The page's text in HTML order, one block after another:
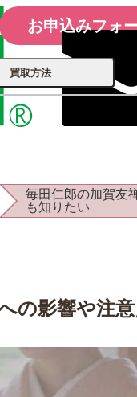
お申込みフォ
古銭 ⁄
硬貨
レコード
買取方法
毎田仁郎の加賀友
も知りたい
の影響や注